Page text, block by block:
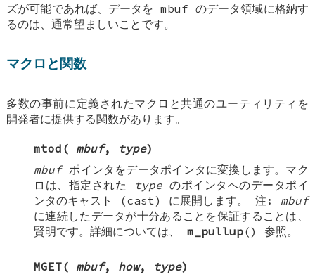
ズが可能であれば、データをmbuf のデータ領域に格納す
るのは、通常望ましいことです。
マクロと関数
多数の事前に定義されたマクロと共通のユーティリティを
開発者に提供する関数があります。
mtod ( mbuf, type)
mbufポインタをデータポインタに変換します。マク
ロは、指定された
typeのポインタへのデータポイ
ンタのキャスト (cast) に展開します。 注 : mbuf
に連続したデータが十分あることを保証することは、
賢明です。詳細については、m_pullup() 参照。
MGET( mbuf, how, type)